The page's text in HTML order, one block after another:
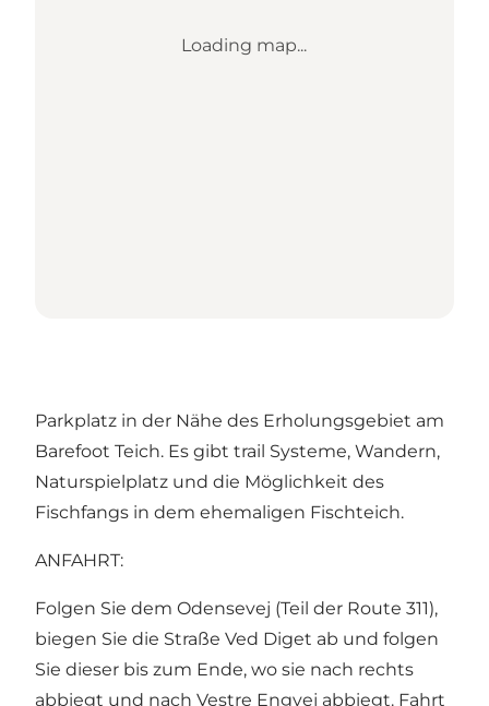
Loading map...
Parkplatz in der Nähe des Erholungsgebiet am
Barefoot Teich. Es gibt trail Systeme, Wandern,
Naturspielplatz und die Möglichkeit des
Fischfangs in dem ehemaligen Fischteich.
ANFAHRT:
Folgen Sie dem Odensevej (Teil der Route 311),
biegen Sie die Straße Ved Diget ab und folgen
Sie dieser bis zum Ende, wo sie nach rechts
abbiegt und nach Vestre Engvej abbiegt. Fahrt